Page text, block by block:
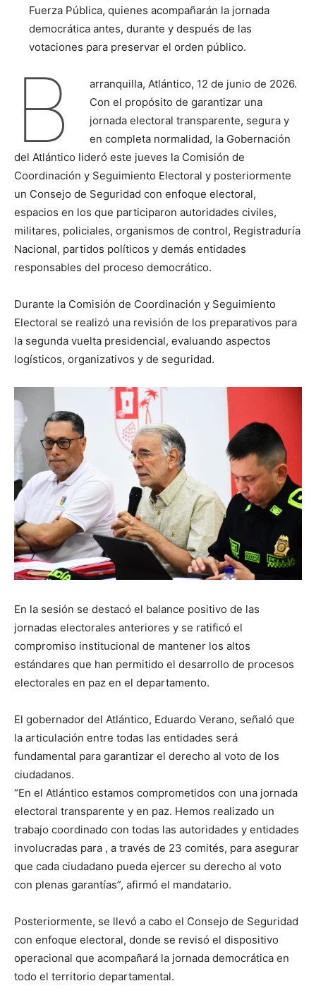
Fuerza Pública, quienes acompañarán la jornada
democrática antes, durante y después de las
votaciones para preservar el orden público.
B
arranquilla, Atlántico, 12 de junio de 2026.
Con el propósito de garantizar una
jornada electoral transparente, segura y
en completa normalidad, la Gobernación
del Atlántico lideró este jueves la Comisión de
Coordinación y Seguimiento Electoral y posteriormente
un Consejo de Seguridad con enfoque electoral,
espacios en los que participaron autoridades civiles,
militares, policiales, organismos de control, Registraduría
Nacional, partidos políticos y demás entidades
responsables del proceso democrático.
Durante la Comisión de Coordinación y Seguimiento
Electoral se realizó una revisión de los preparativos para
la segunda vuelta presidencial, evaluando aspectos
logísticos, organizativos y de seguridad.
En la sesión se destacó el balance positivo de las
jornadas electorales anteriores y se ratificó el
compromiso institucional de mantener los altos
estándares que han permitido el desarrollo de procesos
electorales en paz en el departamento.
El gobernador del Atlántico, Eduardo Verano, señaló que
la articulación entre todas las entidades será
fundamental para garantizar el derecho al voto de los
ciudadanos.
“En el Atlántico estamos comprometidos con una jornada
electoral transparente y en paz. Hemos realizado un
trabajo coordinado con todas las autoridades y entidades
involucradas para , a través de 23 comités, para asegurar
que cada ciudadano pueda ejercer su derecho al voto
con plenas garantías”, afirmó el mandatario.
Posteriormente, se llevó a cabo el Consejo de Seguridad
con enfoque electoral, donde se revisó el dispositivo
operacional que acompañará la jornada democrática en
todo el territorio departamental.